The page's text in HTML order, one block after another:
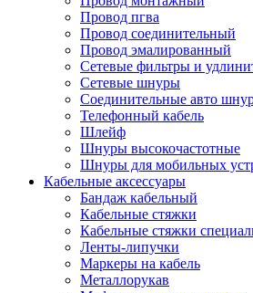
Провод пгва
Провод соединительный
Провод эмалированный
Сетевые фильтры и
Сетевые шнуры
Соединительные авто
Телефонный кабель
Шлейф
Шнуры высокочастотные
Шнуры для мобильных
Кабельные аксессуары
Бандаж кабельный
Кабельные стяжки
Кабельные стяжки
Ленты-липучки
Маркеры на кабель
Металлорукав